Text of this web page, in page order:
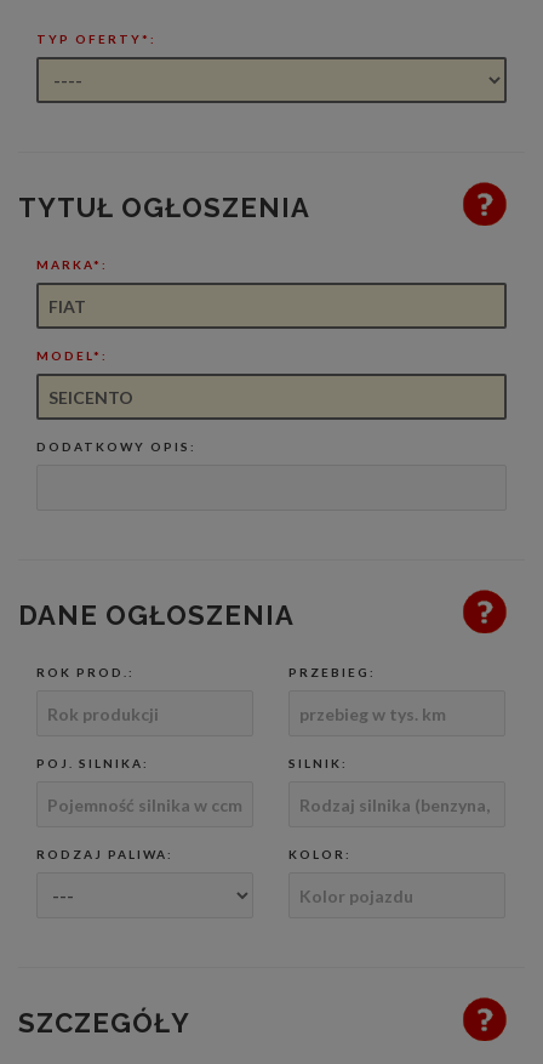
TYP OFERTY*:
TYTUŁ OGŁOSZENIA
MARKA*:
MODEL*:
DODATKOWY OPIS:
DANE OGŁOSZENIA
ROK PROD.: PRZEBIEG:
POJ. SILNIKA: SILNIK:
RODZAJ PALIWA: KOLOR:
SZCZEGÓŁY